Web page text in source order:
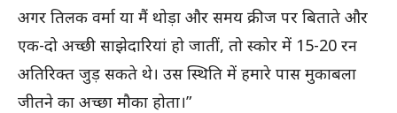
अगर तिलक वर्मा या मैं थोड़ा और समय क्रीज पर बिताते और
एक-दो अच्छी साझेदारियां हो जातीं, तो स्कोर में 15-20 रन
अतिरिक्त जुड़ सकते थे। उस स्थिति में हमारे पास मुकाबला
जीतने का अच्छा मौका होता।”